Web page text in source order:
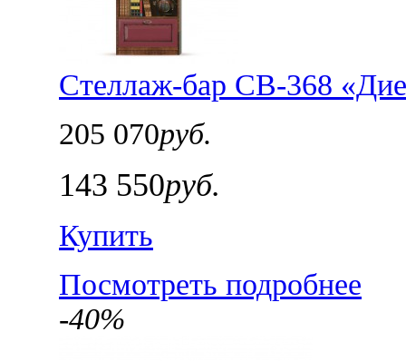
Стеллаж-бар СВ-368
205 070руб.
143 550руб.
Купить
Посмотреть подробнее
-40%